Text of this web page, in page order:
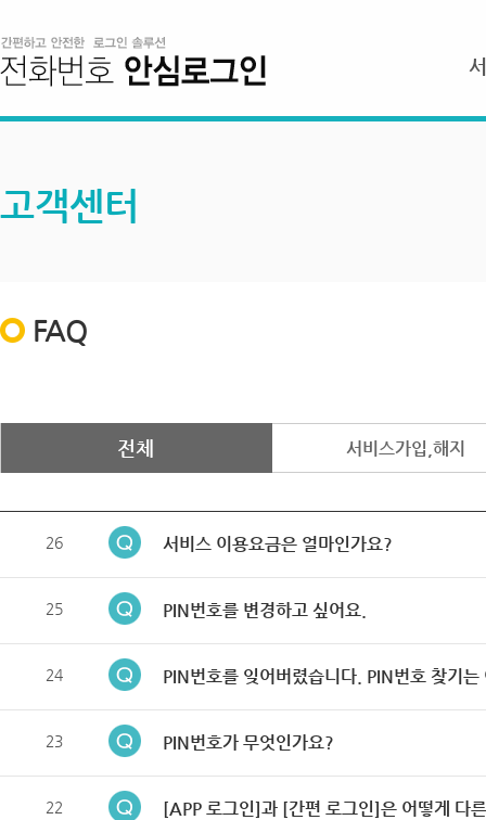
고객센터
FAQ
전체 서비스가입,해지
26 서비스 이용요금은 얼마인가요?
25 PIN번호를 변경하고 싶어요.
24 PIN번호를 잊어버렸습니다. PIN번호 찾기는
23 PIN번호가 무엇인가요?
22 [APP 로그인]과 [간편 로그인]은 어떻게 다